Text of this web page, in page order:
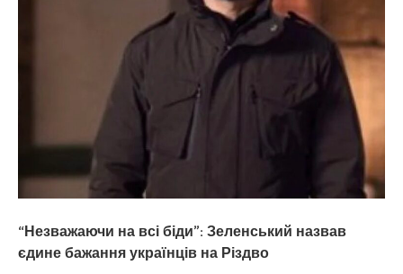
“Незважаючи на всі біди”: Зеленський назвав
єдине бажання українців на Різдво